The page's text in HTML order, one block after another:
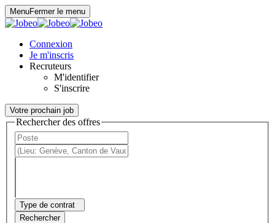
MenuFermer le menu
Connexion
Je m'inscris
Recruteurs
M'identifier
S'inscrire
Votre prochain job
Rechercher des offres
Type de contrat
Rechercher
Panneau de gestion des cookies